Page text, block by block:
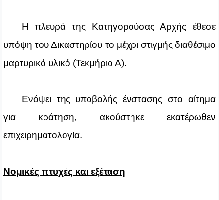
Η πλευρά της Κατηγορούσας Αρχής έθεσε
υπόψη του Δικαστηρίου το μέχρι στιγμής διαθέσιμο
μαρτυρικό υλικό (Τεκμήριο Α).
Ενόψει της υποβολής ένστασης στο αίτημα
για κράτηση, ακούστηκε εκατέρωθεν
επιχειρηματολογία.
Νομικές πτυχές και εξέταση